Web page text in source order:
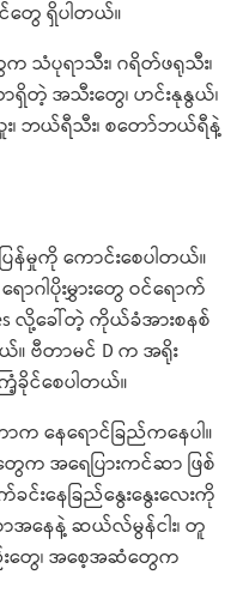
တွေ ရှိပါတယ်။
သံပုရာသီး၊ ဂရိတ်ဖရုသီး၊
ရှိတဲ့ အသီးတွေ၊ ဟင်းနုနွယ်၊
း၊ ဘယ်ရီသီး၊ စတော်ဘယ်ရီနဲ့
မှုကို ကောင်းစေပါတယ်။
ဂါပိုးမွှားတွေ ဝင်ရောက်
လို့ခေါ်တဲ့ ကိုယ်ခံအားစနစ်
။ ဗီတာမင် D က အရိုး
င်စေပါတယ်။
နေရောင်ခြည်ကနေပါ။
ေက အရေပြားကင်ဆာ ဖြစ်
င်းနေခြည်နွေးနွေးလေးကို
ာအနေနဲ့ ဆယ်လ်မွန်ငါး၊ တူ
ည်းတွေ၊ အစေ့အဆံတွေက